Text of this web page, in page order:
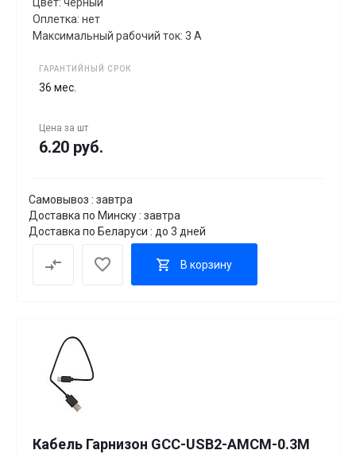
Оплетка: нет
Максимальный рабочий ток: 3 А
ГАРАНТИЙНЫЙ СРОК
36 мес.
Цена за шт
6.20 руб.
Самовывоз : завтра
Доставка по Минску : завтра
Доставка по Беларуси : до 3 дней
В корзину
Кабель Гарнизон GCC-USB2-AMCM-0.3M